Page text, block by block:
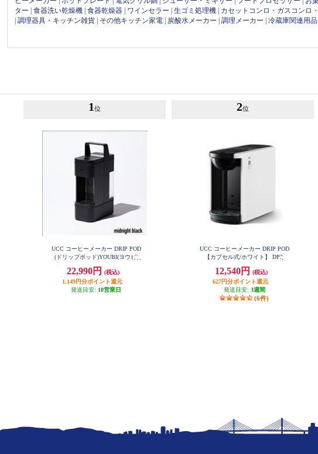
ター |食器洗い乾燥機 |食器乾燥器 ワインセラー |生ゴミ処理機 カセットコンロ・ガスコンロ
|調理器具・キッチン雑貨 その他キッチン家電 |炭酸水メーカー |調理メーカー |冷蔵庫関連用品
1 位
UCC コーヒーメーカー DRIP POD
(ドリップポッド)YOUBI(ヨウビ)
単操作/コンパクト/静音/アプリと
連携/ミッドナイトブラック】 DP4
-K
22,990円
(税込)
1,149円分ポイント還元
発送目安: 10営業日
2位
UCC コーヒーメーカー DRIP POD
【カプセル式/ホワイト】 DP3
12,540円
(税込)
627円分ポイント還元
発送目安: 3週間
(6件)